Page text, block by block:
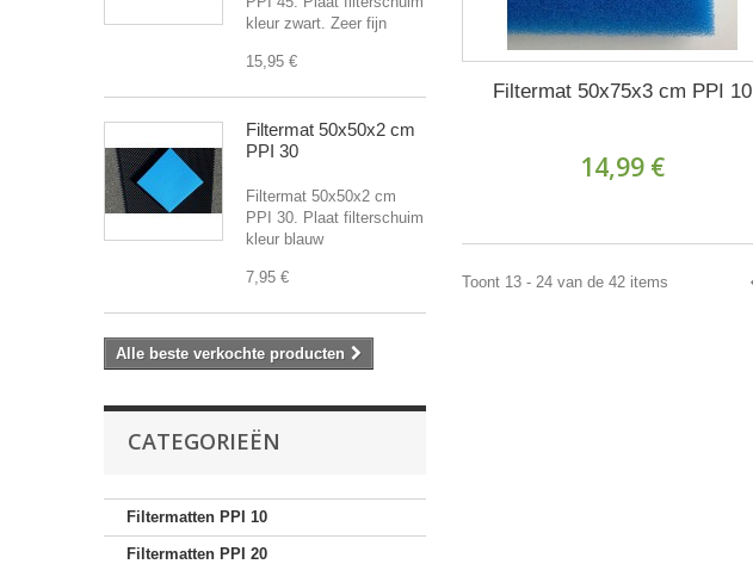
kleur zwart. Zeer fijn
15,95 €
Filtermat 50x50x2 cm
PPI 30
Filtermat 50x50x2 cm
PPI 30. Plaat filterschuim
kleur blauw
7,95 €
Alle beste verkochte producten
CATEGORIEËN
Filtermatten PPI 10
Filtermatten PPI 20
Filtermat 50x75x3 cm PPI 10
14,99 €
Toont 13 - 24 van de 42 items